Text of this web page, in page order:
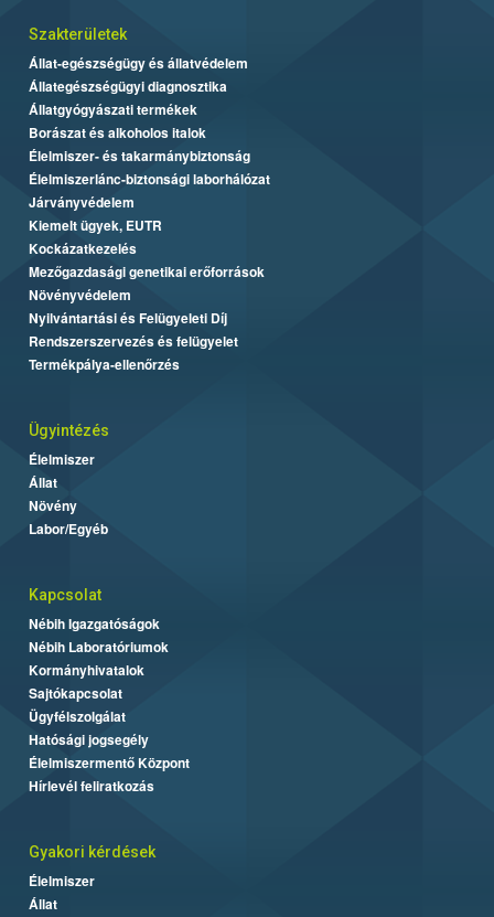
Szakterületek
Állat-egészségügy és állatvédelem
Állategészségügyi diagnosztika
Állatgyógyászati termékek
Borászat és alkoholos italok
Élelmiszer- és takarmánybiztonság
Élelmiszerlánc-biztonsági laborhálózat
Járványvédelem
Kiemelt ügyek, EUTR
Kockázatkezelés
Mezőgazdasági genetikai erőforrások
Növényvédelem
Nyilvántartási és Felügyeleti Díj
Rendszerszervezés és felügyelet
Termékpálya-ellenőrzés
Ügyintézés
Élelmiszer
Állat
Növény
Labor/Egyéb
Kapcsolat
Nébih Igazgatóságok
Nébih Laboratóriumok
Kormányhivatalok
Sajtókapcsolat
Ügyfélszolgálat
Hatósági jogsegély
Élelmiszermentő Központ
Hírlevél feliratkozás
Gyakori kérdések
Élelmiszer
Állat